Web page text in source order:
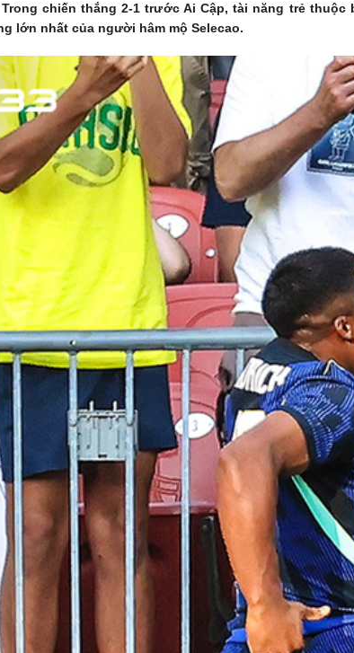
chiến thắng 2-1 trước Ai Cập, tài năng trẻ
lớn nhất của người hâm mộ Selecao.